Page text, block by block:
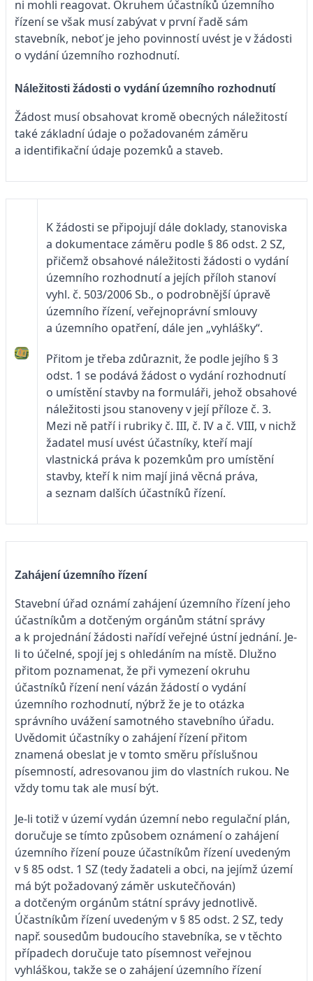
ni mohli reagovat. Okruhem účastníků územního
řízení se však musí zabývat v první řadě sám
stavebník, neboť je jeho povinností uvést je v žádosti
o vydání územního rozhodnutí.
Náležitosti žádosti o vydání územního rozhodnutí
Žádost musí obsahovat kromě obecných náležitostí
také základní údaje o požadovaném záměru
a identifikační údaje pozemků a staveb.
K žádosti se připojují dále doklady, stanoviska
a dokumentace záměru podle § 86 odst. 2 SZ,
přičemž obsahové náležitosti žádosti o vydání
územního rozhodnutí a jejích příloh stanoví
vyhl. č. 503/2006 Sb., o podrobnější úpravě
územního řízení, veřejnoprávní smlouvy
a územního opatření, dále jen „vyhlášky“.
Přitom je třeba zdůraznit, že podle jejího § 3
odst. 1 se podává žádost o vydání rozhodnutí
o umístění stavby na formuláři, jehož obsahové
náležitosti jsou stanoveny v její příloze č. 3.
Mezi ně patří i rubriky č. III, č. IV a č. VIII, v nichž
žadatel musí uvést účastníky, kteří mají
vlastnická práva k pozemkům pro umístění
stavby, kteří k nim mají jiná věcná práva,
a seznam dalších účastníků řízení.
Zahájení územního řízení
Stavební úřad oznámí zahájení územního řízení jeho
účastníkům a dotčeným orgánům státní správy
a k projednání žádosti nařídí veřejné ústní jednání. Je-
li to účelné, spojí jej s ohledáním na místě. Dlužno
přitom poznamenat, že při vymezení okruhu
účastníků řízení není vázán žádostí o vydání
územního rozhodnutí, nýbrž že je to otázka
správního uvážení samotného stavebního úřadu.
Uvědomit účastníky o zahájení řízení přitom
znamená obeslat je v tomto směru příslušnou
písemností, adresovanou jim do vlastních rukou. Ne
vždy tomu tak ale musí být.
Je-li totiž v území vydán územní nebo regulační plán,
doručuje se tímto způsobem oznámení o zahájení
územního řízení pouze účastníkům řízení uvedeným
v § 85 odst. 1 SZ (tedy žadateli a obci, na jejímž území
má být požadovaný záměr uskutečňován)
a dotčeným orgánům státní správy jednotlivě.
Účastníkům řízení uvedeným v § 85 odst. 2 SZ, tedy
např. sousedům budoucího stavebníka, se v těchto
případech doručuje tato písemnost veřejnou
vyhláškou, takže se o zahájení územního řízení